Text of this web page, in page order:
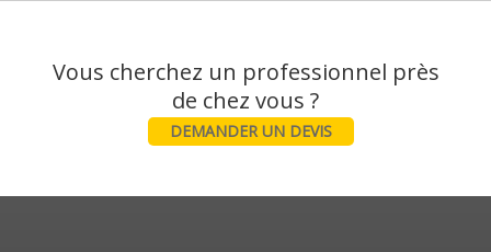
Vous cherchez un professionnel près
DEMANDER UN DEVIS